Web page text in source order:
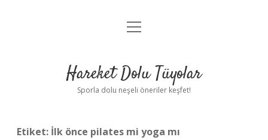
Anasayfa
Yasal Uyarı
menüyü
Hareket Dolu Tüyolar
Sporla dolu neşeli öneriler keşfet!
Etiket: İlk önce pilates mi yoga mı